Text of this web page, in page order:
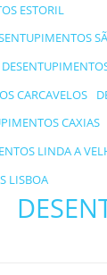
ESTORIL
CARCAVELOS
CAXIAS
LINDA A
LISBOA